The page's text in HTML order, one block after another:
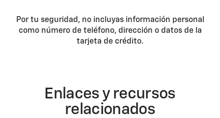
Por tu seguridad, no incluyas información personal
como número de teléfono, dirección o datos de la
tarjeta de crédito.
Enlaces y recursos
relacionados